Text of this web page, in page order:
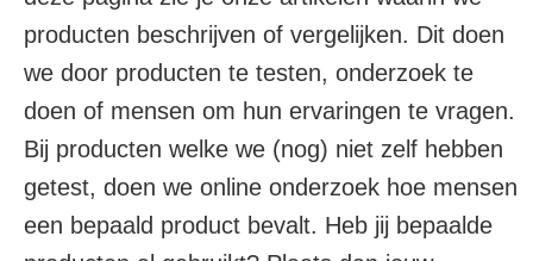
producten beschrijven of vergelijken. Dit doen
we door producten te testen, onderzoek te
doen of mensen om hun ervaringen te vragen.
Bij producten welke we (nog) niet zelf hebben
getest, doen we online onderzoek hoe mensen
een bepaald product bevalt. Heb jij bepaalde